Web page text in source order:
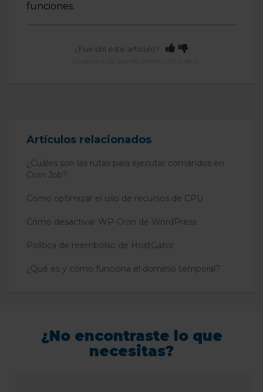
funciones.
¿Fue útil este artículo?
Artículos relacionados
¿Cuáles son las rutas para ejecutar comandos en
Cron Job?
Como optimizar el uso de recursos de CPU
Cómo desactivar WP-Cron de WordPress
Política de reembolso de HostGator
¿Qué es y cómo funciona el dominio temporal?
¿No encontraste lo que
necesitas?